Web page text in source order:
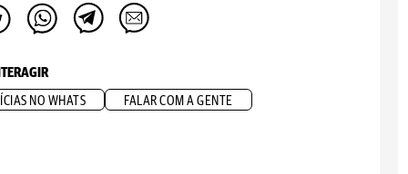
NO WHATS FALAR COM A GENTE